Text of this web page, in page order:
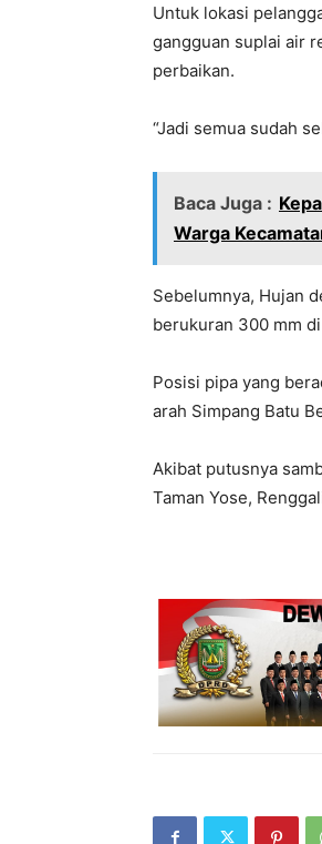
Untuk lokasi
gangguan suplai air
perbaikan.
“Jadi semua sudah
Baca Juga :
Warga
Sebelumnya, Hujan
berukuran 300 mm
Posisi pipa yang
arah Simpang Batu
Akibat putusnya
Taman Yose,